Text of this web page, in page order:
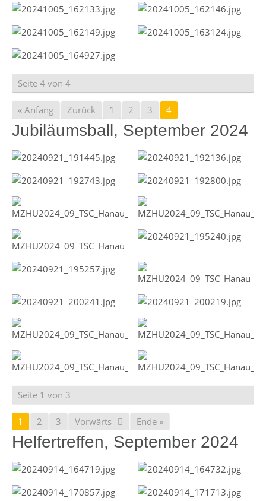
Seite 4 von 4
« Anfang Zurück 1 2 3 4
Jubiläumsball, September 2024
Seite 1 von 3
1 2 3 Vorwärts Ende »
Helfertreffen, September 2024